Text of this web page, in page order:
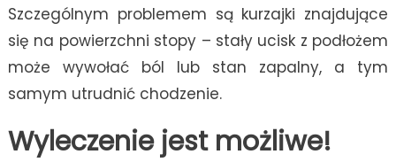
Szczególnym problemem są kurzajki znajdujące
się na powierzchni stopy – stały ucisk z podłożem
może wywołać ból lub stan zapalny, a tym
samym utrudnić chodzenie.
Wyleczenie jest możliwe!